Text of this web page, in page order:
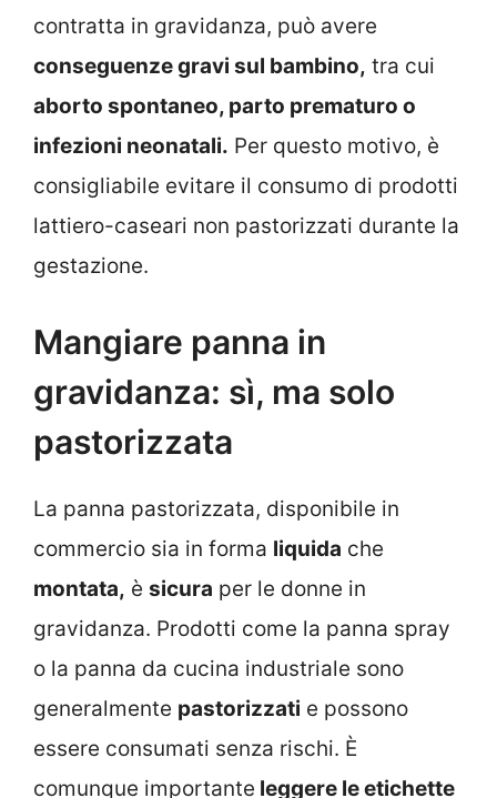
contratta in gravidanza, può avere
conseguenze gravi sul bambino, tra cui
aborto spontaneo, parto prematuro o
infezioni neonatali. Per questo motivo, è
consigliabile evitare il consumo di prodotti
lattiero-caseari non pastorizzati durante la
gestazione.
Mangiare panna in
gravidanza: sì, ma solo
pastorizzata
La panna pastorizzata, disponibile in
commercio sia in forma liquida che
montata, è sicura per le donne in
gravidanza. Prodotti come la panna spray
o la panna da cucina industriale sono
generalmente pastorizzati e possono
essere consumati senza rischi. È
comunque importante leggere le etichette